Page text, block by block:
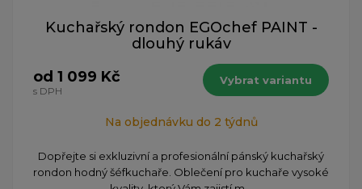
Kuchařský rondon EGOchef PAINT -
dlouhý rukáv
od 1 099 Kč
s DPH
Vybrat variantu
Na objednávku do 2 týdnů
Dopřejte si exkluzivní a profesionální pánský kuchařský
rondon hodný šéfkuchaře. Oblečení pro kuchaře vysoké